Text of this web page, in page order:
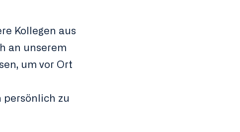
Kollegen aus
an unserem
um vor Ort
persönlich zu